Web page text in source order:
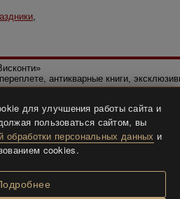
,
антикварные книги,
.
для улучшения работы сайта и
пользоваться сайтом, вы
обработки персональных данных и
cookies.